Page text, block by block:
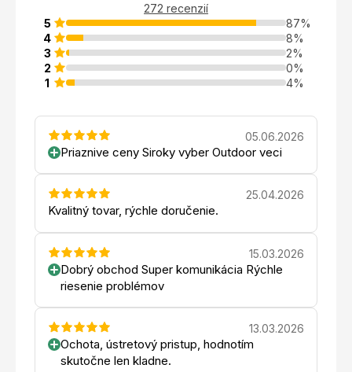
272 recenzií
5
87%
4
8%
3
2%
2
0%
1
4%
05.06.2026
Priaznive ceny Siroky vyber Outdoor veci
25.04.2026
Kvalitný tovar, rýchle doručenie.
15.03.2026
Dobrý obchod Super komunikácia Rýchle
riesenie problémov
13.03.2026
Ochota, ústretový pristup, hodnotím
skutočne len kladne.